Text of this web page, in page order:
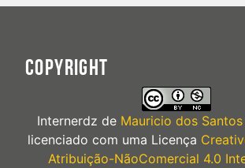
COPYRIGHT
Internerdz de Mauricio dos
licenciado com uma Licença
Atribuição-NãoComercial 4.0